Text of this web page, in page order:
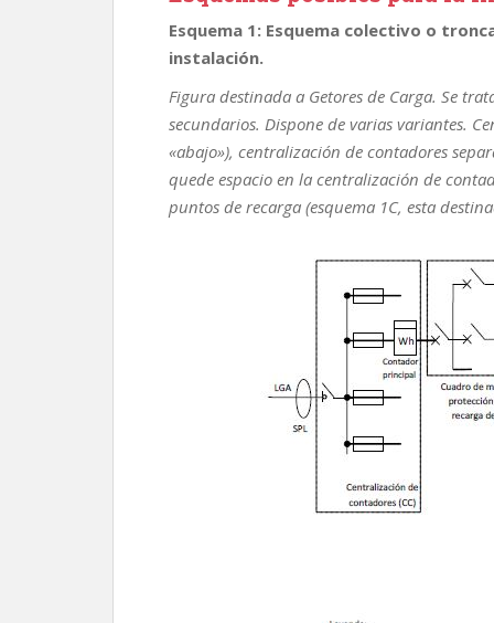
Esquema 1: Esquema colectivo o
instalación.
Figura destinada a Getores de Carga. Se
secundarios. Dispone de varias variantes.
«abajo»), centralización de contadores
quede espacio en la centralización de
puntos de recarga (esquema 1C, esta